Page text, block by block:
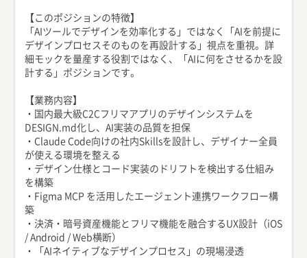
【このポジションの特徴】
「AIツールでデザインを効率化する」ではなく「AIを前提に
デザインプロセスそのものを再設計する」視点を重視。詳
細モックを量産する役割ではなく、「AIに何をさせるかを設
計する」ポジションです。
【業務内容】
・国内最大級C2Cフリマアプリのデザインシステムを
DESIGN.md化し、AI実装の品質を担保
・Claude Code向けの社内Skillsを設計し、デザイナー全員
が使える環境を整える
・デザイン仕様とコード実装のドリフトを検出する仕組み
を構築
・Figma MCP を活用したエージェント連携ワークフロー構
築
・決済・暗号資産機能とフリマ機能を融合するUX設計（iOS
/ Android / Web横断）
・「AIネイティブなデザインプロセス」の現場浸透